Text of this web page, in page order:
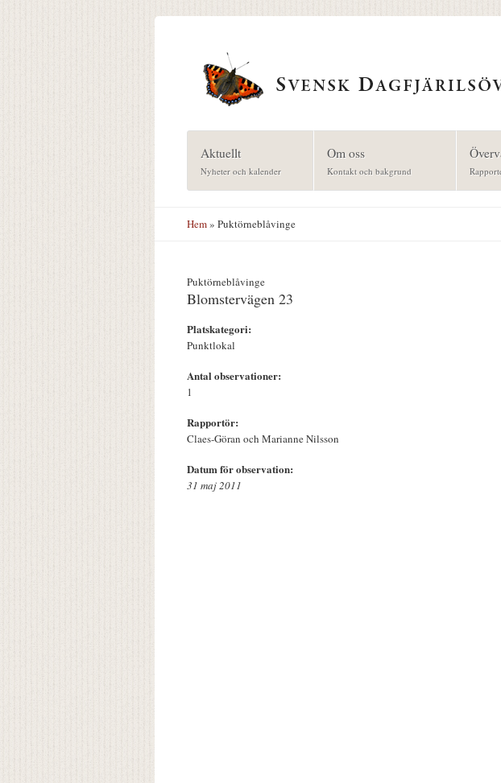
Aktuellt
Nyheter och kalender
Om oss
Kontakt och bakgrund
Hem» Puktörneblåvinge
Puktörneblåvinge
Blomstervägen 23
Platskategori:
Punktlokal
Antal observationer:
1
Rapportör:
Claes-Göran och Marianne Nilsson
Datum för observation:
31 maj 2011